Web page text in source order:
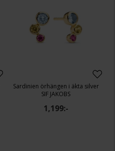
Sardinien örhängen i äkta silver
SIF JAKOBS
1,199:-